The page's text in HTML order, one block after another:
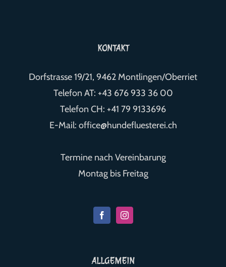
KONTAKT
Dorfstrasse 19/21, 9462 Montlingen/Oberriet
Telefon AT: +43 676 933 36 00
Telefon CH: +41 79 9133696
E-Mail: office@hundefluesterei.ch
Termine nach Vereinbarung
Montag bis Freitag
ALLGEMEIN